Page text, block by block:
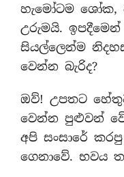
හැමෝටම ශෝක,
උරුමයි.
සියල්ලෙන්ම
වෙන්න බැරිද?
ඔව්! උපතට
වෙන්න පුළුවන්
අපි සංසාරේ
ගෙනාවේ. භවය